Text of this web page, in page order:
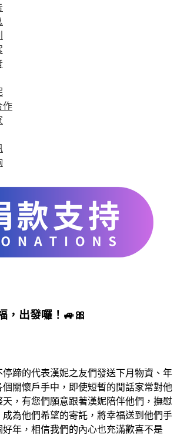
作
，出發囉！🚙🎀
蹄的代表漢妮之友們發送下月物資、年
關懷戶手中，即使短暫的閒話家常對他
，有您們願意跟著漢妮陪伴他們，撫慰
為他們希望的寄託，將幸福送到他們手
年，相信我們的內心也充滿歡喜不是